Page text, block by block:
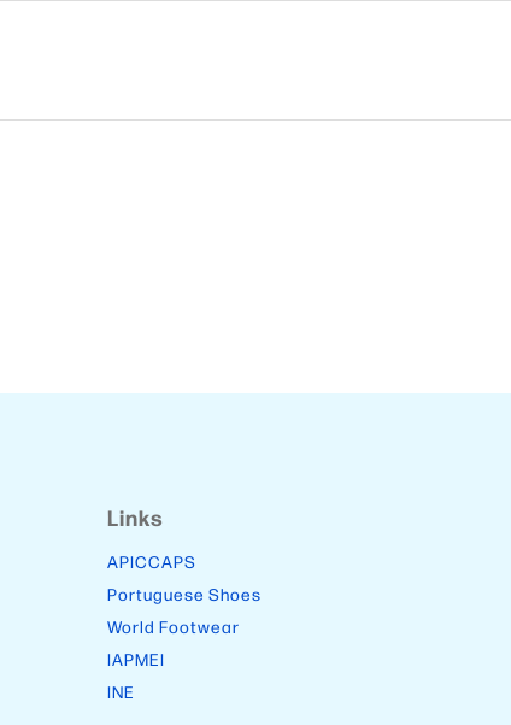
Links
APICCAPS
Portuguese Shoes
World Footwear
IAPMEI
INE